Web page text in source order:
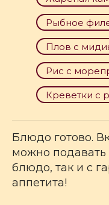
Рыбное
Плов с
Рис с
Креветки с
Блюдо готово.
можно подавать
блюдо, так и с
аппетита!